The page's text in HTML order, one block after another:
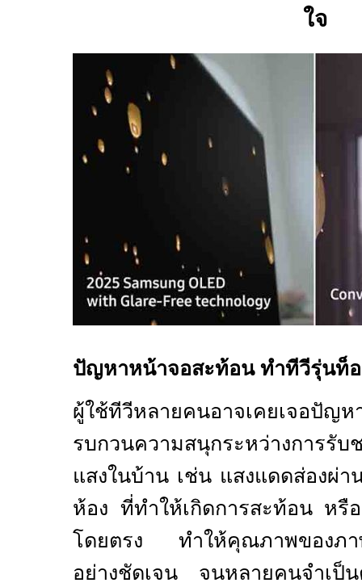
ใจ
ปัญหาหน้าจอสะท้อน ทำทีวีรุ่นท็
ผู้ใช้ทีวีหลายคนอาจเคยเจอปั
รบกวนความสนุกระหว่างการรั
แสงในบ้าน เช่น แสงแดดส่องผ่า
ห้อง ที่ทำให้เกิดการสะท้อน ห
โดยตรง ทำให้คุณภาพของภา
อย่างชัดเจน จนหลายคนจำเป็